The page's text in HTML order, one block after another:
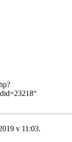
“
v 11:03.